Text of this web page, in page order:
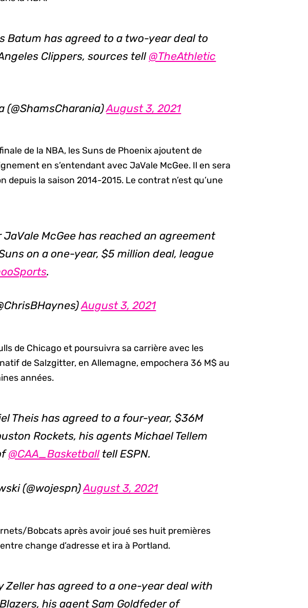
Batum has agreed to a two-year deal to
Clippers, sources tell @TheAthletic
(@ShamsCharania)August 3, 2021
de la NBA, les Suns de Phoenix ajoutent de
en s’entendant avec JaVale McGee. Il en sera
depuis la saison 2014-2015. Le contrat n’est qu’une
McGee has reached an agreement
on a one-year, $5 million deal, league
.
August 3, 2021
de Chicago et poursuivra sa carrière avec les
de Salzgitter, en Allemagne, empochera 36 M$ au
années.
Theis has agreed to a four-year, $36M
Rockets, his agents Michael Tellem
@CAA_Basketballtell ESPN.
(@wojespn)August 3, 2021
Bobcats après avoir joué ses huit premières
change d’adresse et ira à Portland.
Zeller has agreed to a one-year deal with
his agent Sam Goldfeder of